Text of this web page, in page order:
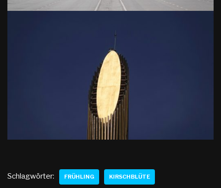
Schlagwörter: FRÜHLING KIRSCHBLÜTE